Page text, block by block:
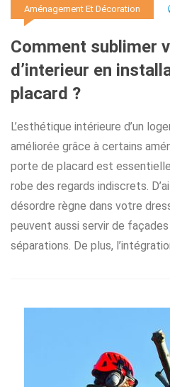
Aménagement Et Décoration
Comment sublimer
d’interieur en
placard ?
L’esthétique intérieure d’un
améliorée grâce à certains
porte de placard est
robe des regards indiscrets.
désordre règne dans votre
peuvent aussi servir de
séparations. De plus,